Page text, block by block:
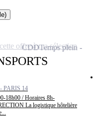
PARIS 14
18h00 / Horaires 8h-
La logistique hôtelière
CDDTemps plein
offre à ma sélection